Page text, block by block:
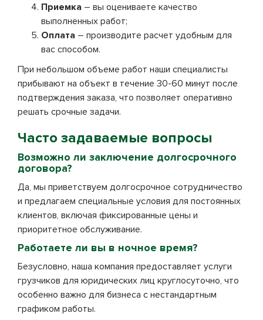
Приемка – вы оцениваете качество
выполненных работ;
Оплата – производите расчет удобным для
вас способом.
При небольшом объеме работ наши специалисты
прибывают на объект в течение 30-60 минут после
подтверждения заказа, что позволяет оперативно
решать срочные задачи.
Часто задаваемые вопросы
Возможно ли заключение долгосрочного
договора?
Да, мы приветствуем долгосрочное сотрудничество
и предлагаем специальные условия для постоянных
клиентов, включая фиксированные цены и
приоритетное обслуживание.
Работаете ли вы в ночное время?
Безусловно, наша компания предоставляет услуги
грузчиков для юридических лиц круглосуточно, что
особенно важно для бизнеса с нестандартным
графиком работы.